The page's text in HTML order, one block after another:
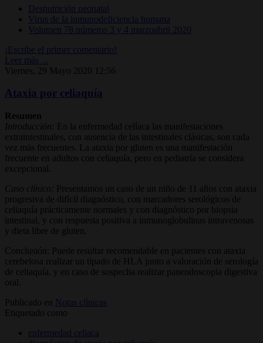
Desnutrición neonatal
Virus de la inmunodeficiencia humana
Volumen 78 números 3 y 4 marzoabril 2020
¡Escribe el primer comentario!
Leer más ...
Viernes, 29 Mayo 2020 12:56
Ataxia por celiaquía
Resumen
Introducción:
En la enfermedad celíaca las manifestaciones
extraintestinales, con ausencia de las intestinales clásicas, son cada
vez más frecuentes. La ataxia por gluten es una manifestación
frecuente en adultos con celiaquía, pero en pediatría se considera
excepcional.
Caso clínico:
Presentamos un caso de un niño de 11 años con ataxia
progresiva de difícil diagnóstico, con marcadores serológicos de
celiaquía prácticamente normales y con diagnóstico por biopsia
intestinal, y con respuesta positiva a inmunoglobulinas intravenosas
y dieta libre de gluten.
Conclusión: Puede resultar recomendable en pacientes con ataxia
cerebelosa realizar un tipado de HLA junto a valoración de serología
de celiaquía, y en caso de sospecha realizar panendoscopia digestiva
oral.
Publicado en
Notas clínicas
Etiquetado como
enfermedad celiaca